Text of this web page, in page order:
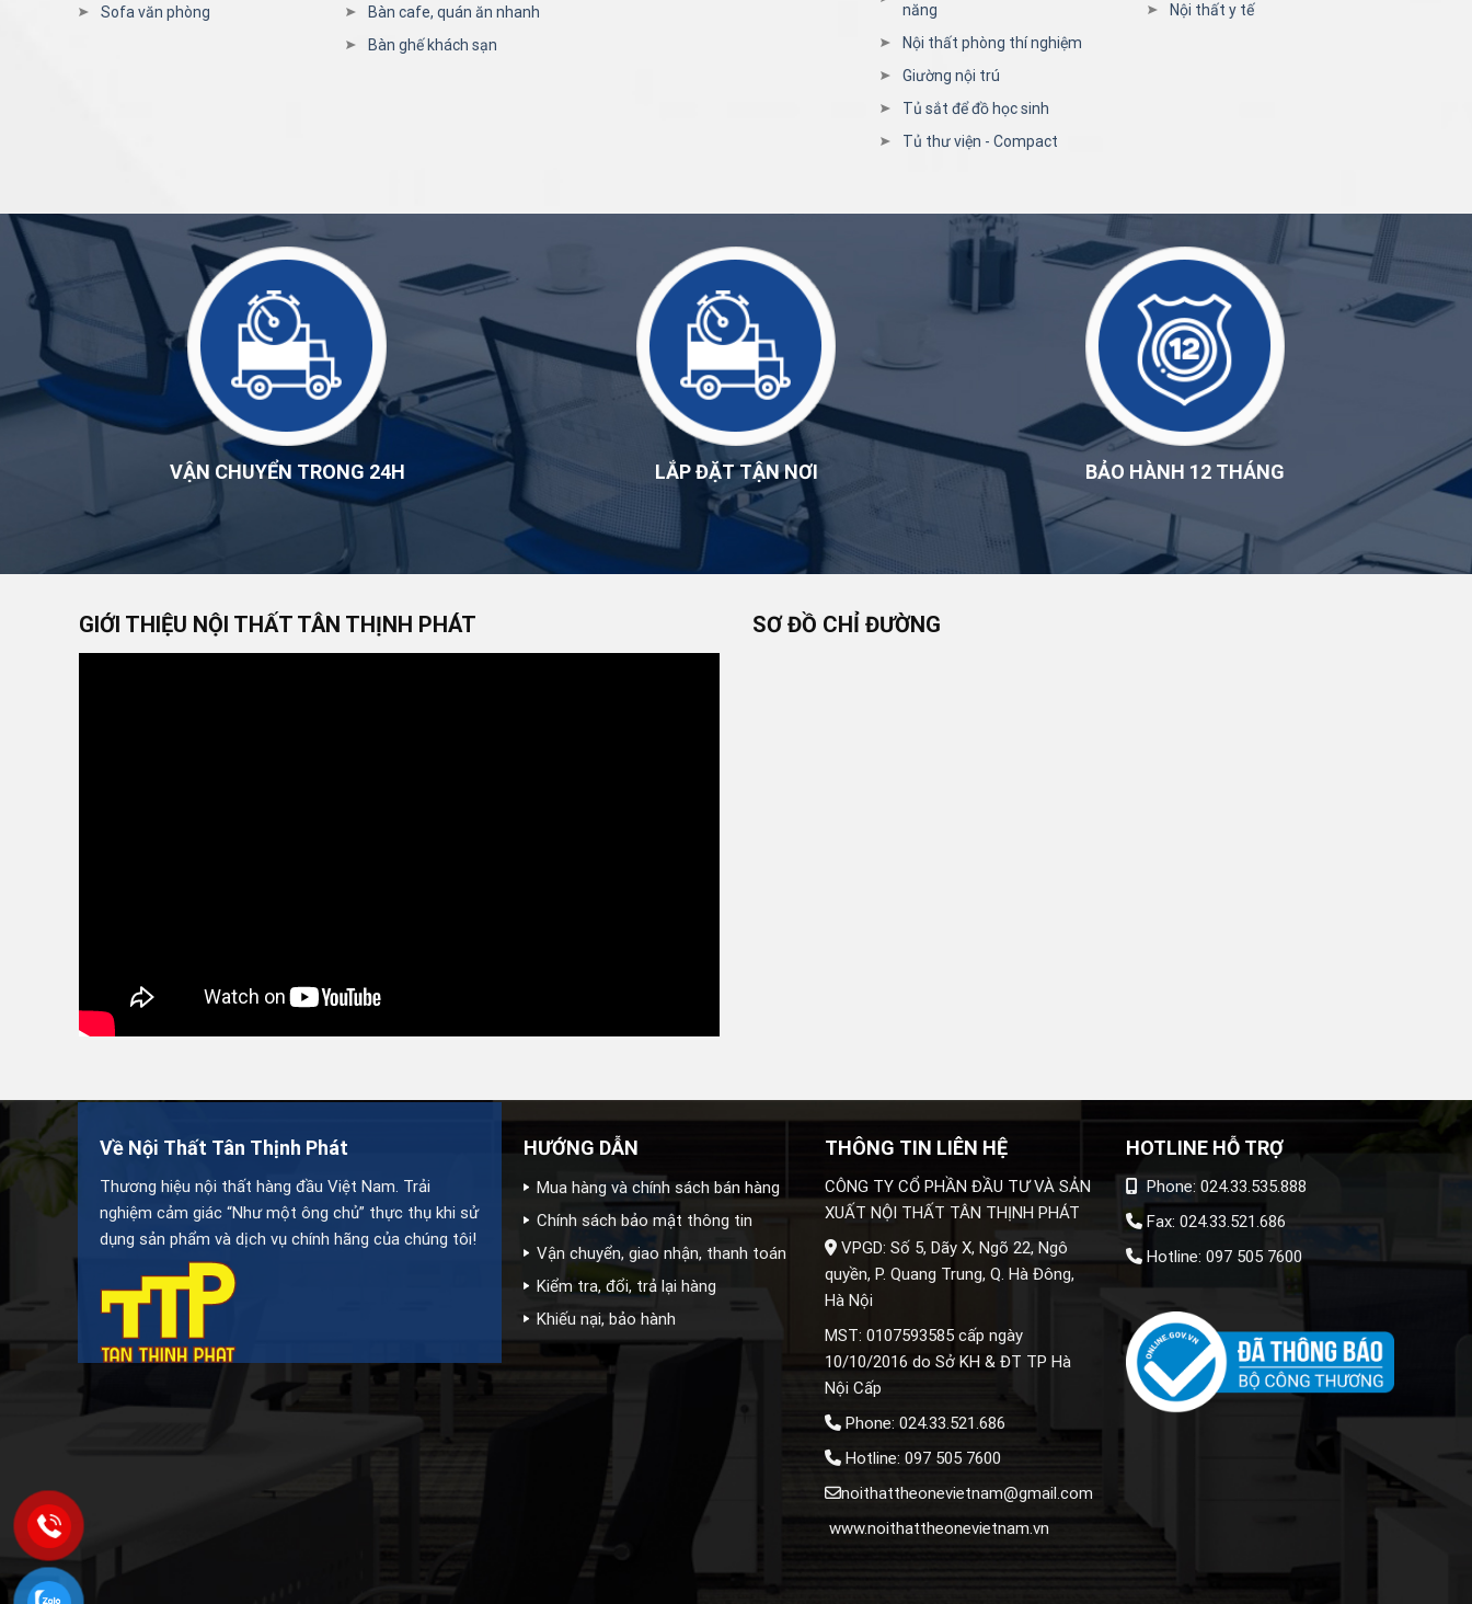
Sofa văn phòng
Bàn cafe, quán ăn nhanh
Bàn ghế khách sạn
năng
Nội thất phòng thí nghiệm
Giường nội trú
Tủ sắt để đồ học sinh
Tủ thư viện - Compact
Nội thất y tế
VẬN CHUYỂN TRONG 24H LẮP ĐẶT TẬN NƠI BẢO HÀNH 12 THÁNG
GIỚI THIỆU NỘI THẤT TÂN THỊNH PHÁT SƠ ĐỒ CHỈ ĐƯỜNG
Về Nội Thất Tân Thịnh Phát
Thương hiệu nội thất hàng đầu Việt Nam. Trải
nghiệm cảm giác “Như một ông chủ” thực thụ khi sử
dụng sản phẩm và dịch vụ chính hãng của chúng tôi!
HƯỚNG DẪN
Mua hàng và chính sách bán hàng
Chính sách bảo mật thông tin
Vận chuyển, giao nhận, thanh toán
Kiểm tra, đổi, trả lại hàng
Khiếu nại, bảo hành
THÔNG TIN LIÊN HỆ
CÔNG TY CỔ PHẦN ĐẦU TƯ VÀ SẢN
XUẤT NỘI THẤT TÂN THỊNH PHÁT
VPGD: Số 5, Dãy X, Ngõ 22, Ngô
quyền, P. Quang Trung, Q. Hà Đông,
Hà Nội
MST: 0107593585 cấp ngày
10/10/2016 do Sở KH & ĐT TP Hà
Nội Cấp
Phone: 024.33.521.686
Hotline: 097 505 7600
noithattheonevietnam@gmail.com
www.noithattheonevietnam.vn
HOTLINE HỖ TRỢ
Phone: 024.33.535.888
Fax: 024.33.521.686
Hotline: 097 505 7600